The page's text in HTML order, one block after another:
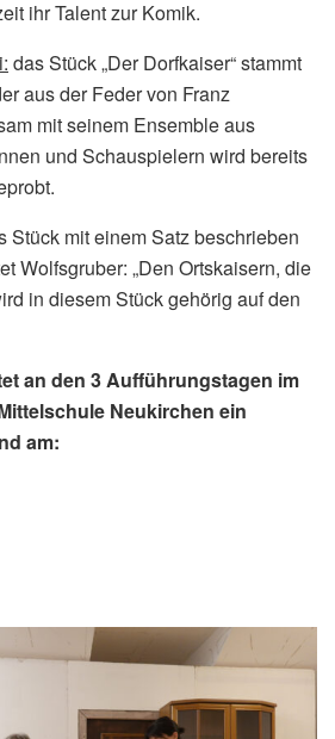
ihr Talent zur Komik.
das Stück „Der Dorfkaiser“ stammt
aus der Feder von Franz
mit seinem Ensemble aus
und Schauspielern wird bereits
Stück mit einem Satz beschrieben
Wolfsgruber: „Den Ortskaisern, die
in diesem Stück gehörig auf den
an den 3 Aufführungstagen im
Neukirchen ein
am: